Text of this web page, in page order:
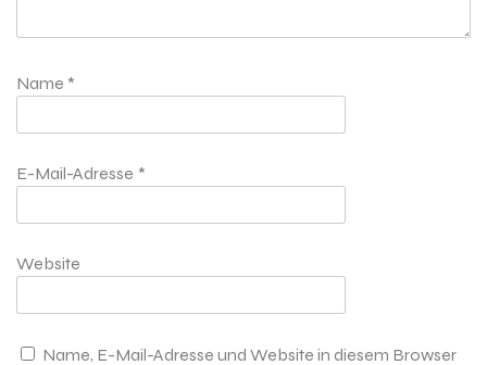
Name *
E-Mail-Adresse *
Website
Name, E-Mail-Adresse und Website in diesem Browser